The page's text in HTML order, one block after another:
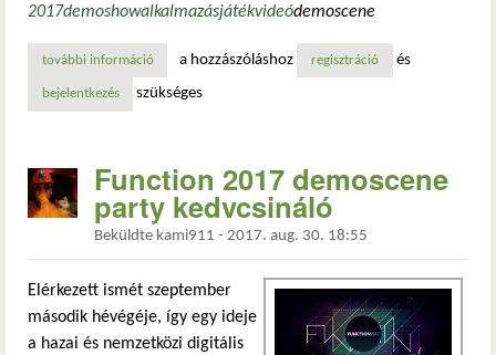
2017demoshowalkalmazásjátékvideódemoscene
további információexperience 2017 demoshow - 2017. december 9.
a hozzászóláshoz regisztráció és
bejelentkezés szükséges
Function 2017 demoscene
party kedvcsináló
Beküldte kami911 - 2017. aug. 30. 18:55
Elérkezett ismét szeptember
második hévégéje, így egy ideje
a hazai és nemzetközi digitális